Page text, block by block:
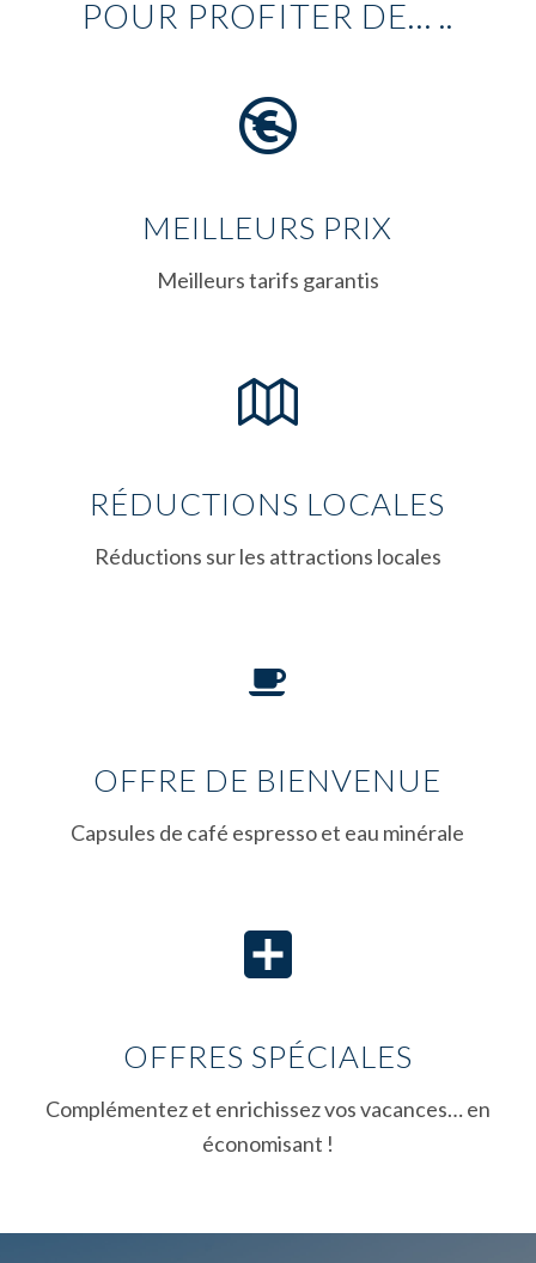
POUR PROFITER DE… ..
MEILLEURS PRIX
Meilleurs tarifs garantis
RÉDUCTIONS LOCALES
Réductions sur les attractions locales
OFFRE DE BIENVENUE
Capsules de café espresso et eau minérale
OFFRES SPÉCIALES
Complémentez et enrichissez vos vacances… en
économisant !